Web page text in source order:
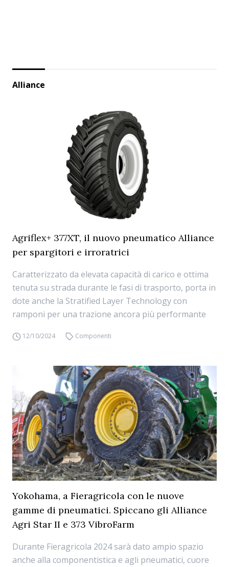
Alliance
Agriflex+ 377XT, il nuovo pneumatico Alliance
per spargitori e irroratrici
Caratterizzato da elevata capacità di carico e ottima
tenuta su strada durante le fasi di trasporto, porta in
dote anche la Stratified Layer Technology con
ramponi per una trazione ancora più performante
12/10/2024 Componenti
Yokohama, a Fieragricola con le nuove
gamme di pneumatici. Spiccano gli Alliance
Agri Star II e 373 VibroFarm
Durante Fieragricola 2024 sarà dato ampio spazio
anche alla componentistica e agli pneumatici, cuore